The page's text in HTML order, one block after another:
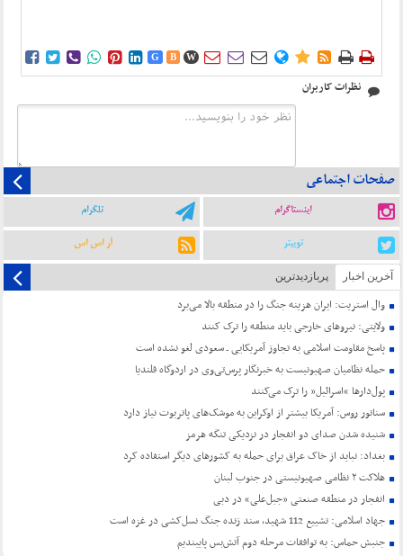
      G B W        
نظرات کاربران
صفحات اجتماعی
اینستاگرام تلگرام
توییتر آر اس اس
آخرین اخبار پربازدیدترین
وال استریت: ایران هزینه جنگ را در منطقه بالا می‌برد
ولایتی: نیروهای خارجی باید منطقه را ترک کنند
پاسخ مقاومت اسلامی به تجاوز آمریکایی ـ سعودی لغو نشده است
حمله نظامیان صهیونیست به خبرنگار پرس‌تی‌وی در اردوگاه قلندیا
پول‌دارها “اسرائیل” را ترک می‌کنند
سناتور روس: آمریکا بیشتر از اوکراین به موشک‌های پاتریوت نیاز دارد
شنیده شدن صدای دو انفجار در نزدیکی تنگه هرمز
بغداد: نباید از خاک عراق برای حمله به کشورهای دیگر استفاده کرد
هلاکت ۲ نظامی صهیونیستی در جنوب لبنان
انفجار در منطقه صنعتی «جبل‌علی» در دبی
جهاد اسلامی: تشییع 112 شهید، سند زنده جنگ نسل‌کشی در غزه است
جنبش حماس: به توافقات مرحله دوم آتش‌بس پایبندیم